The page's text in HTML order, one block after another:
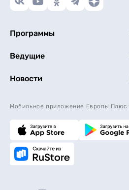
Программы
Ведущие
Новости
Мобильное приложение Европы Плюс